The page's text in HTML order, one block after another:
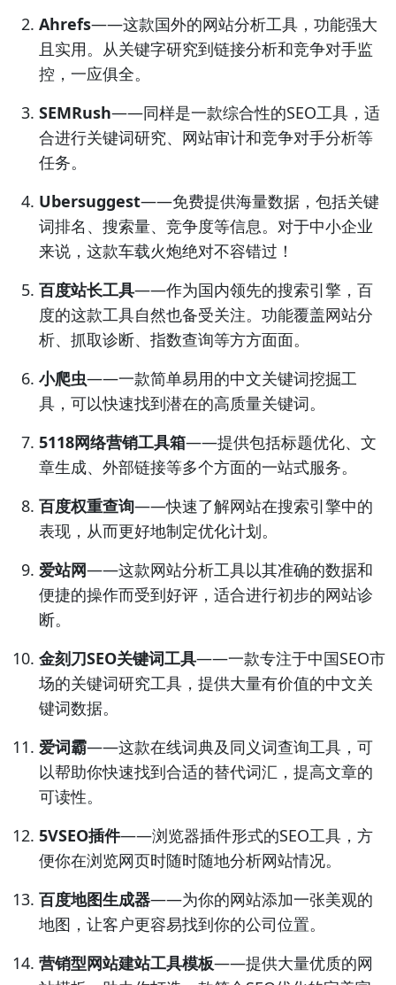
Ahrefs——这款国外的网站分析工具，功能强大
且实用。从关键字研究到链接分析和竞争对手监
控，一应俱全。
SEMRush——同样是一款综合性的SEO工具，适
合进行关键词研究、网站审计和竞争对手分析等
任务。
Ubersuggest——免费提供海量数据，包括关键
词排名、搜索量、竞争度等信息。对于中小企业
来说，这款车载火炮绝对不容错过！
百度站长工具——作为国内领先的搜索引擎，百
度的这款工具自然也备受关注。功能覆盖网站分
析、抓取诊断、指数查询等方方面面。
小爬虫——一款简单易用的中文关键词挖掘工
具，可以快速找到潜在的高质量关键词。
5118网络营销工具箱——提供包括标题优化、文
章生成、外部链接等多个方面的一站式服务。
百度权重查询——快速了解网站在搜索引擎中的
表现，从而更好地制定优化计划。
爱站网——这款网站分析工具以其准确的数据和
便捷的操作而受到好评，适合进行初步的网站诊
断。
金刻刀SEO关键词工具——一款专注于中国SEO市
场的关键词研究工具，提供大量有价值的中文关
键词数据。
爱词霸——这款在线词典及同义词查询工具，可
以帮助你快速找到合适的替代词汇，提高文章的
可读性。
5VSEO插件——浏览器插件形式的SEO工具，方
便你在浏览网页时随时随地分析网站情况。
百度地图生成器——为你的网站添加一张美观的
地图，让客户更容易找到你的公司位置。
营销型网站建站工具模板——提供大量优质的网